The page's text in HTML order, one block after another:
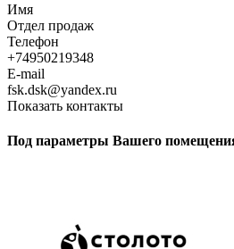
Имя
Отдел продаж
Телефон
+74950219348
E-mail
fsk.dsk@yandex.ru
Показать контакты
Под параметры Вашего